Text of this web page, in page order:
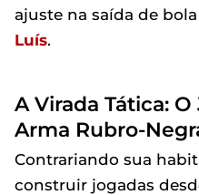
ajuste na saída de
Luís.
A Virada Tática:
Arma Rubro-
Contrariando sua
construir jogadas